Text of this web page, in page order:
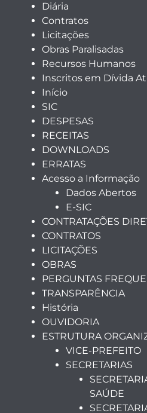
Diária
Contratos
Licitações
Obras Paralisadas
Recursos Humanos
Inscritos em Dívida
Início
SIC
DESPESAS
RECEITAS
DOWNLOADS
ERRATAS
Acesso a Informação
Dados Abertos
E-SIC
CONTRATAÇÕES
CONTRATOS
LICITAÇÕES
OBRAS
PERGUNTAS
TRANSPARÊNCIA
História
OUVIDORIA
ESTRUTURA
VICE-PREFEITO
SECRETARIAS
SAÚDE